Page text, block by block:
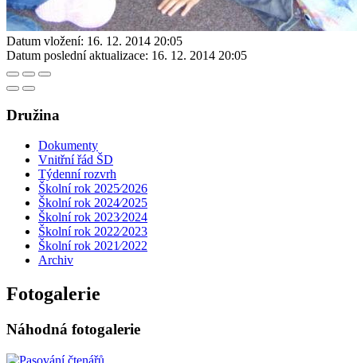
Datum vložení: 16. 12. 2014 20:05
Datum poslední aktualizace: 16. 12. 2014 20:05
Družina
Dokumenty
Vnitřní řád ŠD
Týdenní rozvrh
Školní rok 2025⁄2026
Školní rok 2024⁄2025
Školní rok 2023⁄2024
Školní rok 2022⁄2023
Školní rok 2021⁄2022
Archiv
Fotogalerie
Náhodná fotogalerie